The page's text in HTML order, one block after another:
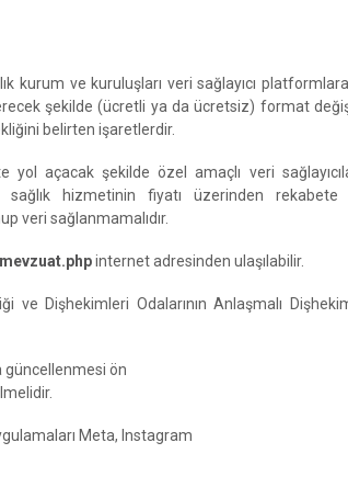
kurum ve kuruluşları veri sağlayıcı
şekilde (ücretli ya da ücretsiz) format
belirten işaretlerdir.
açacak şekilde özel amaçlı veri
sağlık hizmetinin fiyatı üzerinden rekabete
veri sağlanmamalıdır.
internet adresinden ulaşılabilir.
Dişhekimleri Odalarının Anlaşmalı
güncellenmesi ön
Meta, Instagram